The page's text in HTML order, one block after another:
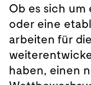
Ob es sich
oder eine
arbeiten für
haben, einen